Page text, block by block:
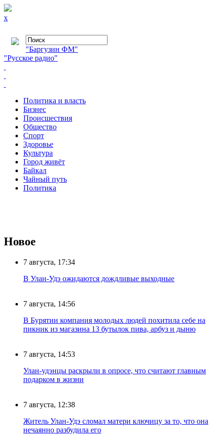
x
"Баргузин ФМ"
"Русское радио"
Политика и власть
Бизнес
Происшествия
Общество
Cпорт
Здоровье
Культура
Город живёт
Байкал
Чайный путь
Политика
Новое
7 августа, 17:34
В Улан-Удэ ожидаются дождливые выходные
7 августа, 14:56
В Бурятии компания молодых людей похитила себе на
пикник из магазина 13 бутылок пива, арбуз и дыню
7 августа, 14:53
Улан-удэнцы раскрыли в опросе, что считают главным
подарком в жизни
7 августа, 12:38
Житель Улан-Удэ сломал матери ключицу за то, что она
нечаянно разбудила его